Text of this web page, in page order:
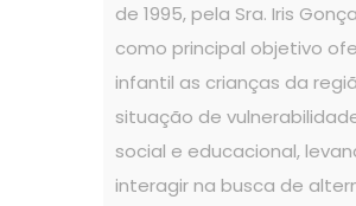
de 1995, pela Sra. Iris
como principal objetivo
infantil as crianças da
situação de
social e educacional,
interagir na busca de